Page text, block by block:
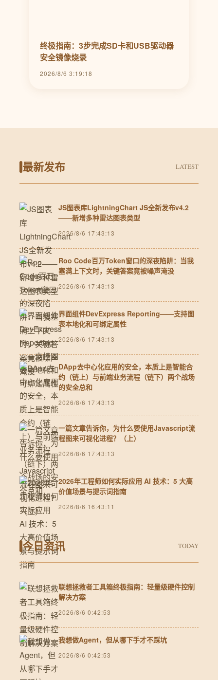
终极指南：3步完成SD卡和USB驱动器
安全镜像烧录
2026/8/6 3:19:18
最新发布 LATEST
JS图表库LightningChart JS全新发布v4.2
——新增多种雷达图表类型
2026/8/6 17:43:13
Roo Code百万Token窗口的深夜陷阱：当我
塞满上下文时，关键答案竟被噪声淹没
2026/8/6 17:43:13
界面组件DevExpress Reporting——支持图
表本地化和可绑定属性
2026/8/6 17:43:13
DApp去中心化应用的安全，本质上是智能合
约（链上）与前端业务流程（链下）两个战场
的安全总和
2026/8/6 17:43:13
一篇文章告诉你，为什么要使用Javascript流
程图来可视化进程？（上）
2026/8/6 17:43:13
2026年工程师如何实际应用 AI 技术：5 大高
价值场景与提示词指南
2026/8/6 16:43:11
今日资讯 TODAY
联想拯救者工具箱终极指南：轻量级硬件控制
解决方案
2026/8/6 0:42:53
我想做Agent，但从哪下手才不踩坑
2026/8/6 0:42:53